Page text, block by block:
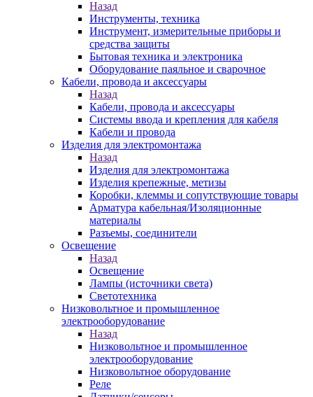
Назад
Инструменты, техника
Инструмент, измерительные приборы и
средства защиты
Бытовая техника и электроника
Оборудование паяльное и сварочное
Кабели, провода и аксессуары
Назад
Кабели, провода и аксессуары
Системы ввода и крепления для кабеля
Кабели и провода
Изделия для электромонтажа
Назад
Изделия для электромонтажа
Изделия крепежные, метизы
Коробки, клеммы и сопутствующие товары
Арматура кабельная/Изоляционные
материалы
Разъемы, соединители
Освещение
Назад
Освещение
Лампы (источники света)
Светотехника
Низковольтное и промышленное
электрооборудование
Назад
Низковольтное и промышленное
электрооборудование
Низковольтное оборудование
Реле